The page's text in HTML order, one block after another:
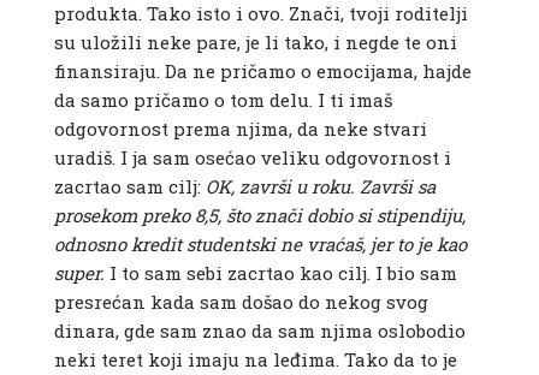
produkta. Tako isto i ovo. Znači, tvoji roditelji
su uložili neke pare, je li tako, i negde te oni
finansiraju. Da ne pričamo o emocijama, hajde
da samo pričamo o tom delu. I ti imaš
odgovornost prema njima, da neke stvari
uradiš. I ja sam osećao veliku odgovornost i
zacrtao sam cilj: OK, završi u roku. Završi sa
prosekom preko 8,5, što znači dobio si stipendiju,
odnosno kredit studentski ne vraćaš, jer to je kao
super. I to sam sebi zacrtao kao cilj. I bio sam
presrećan kada sam došao do nekog svog
dinara, gde sam znao da sam njima oslobodio
neki teret koji imaju na leđima. Tako da to je